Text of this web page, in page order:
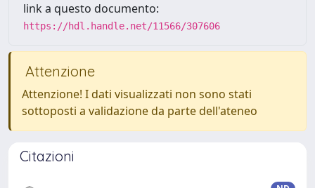
link a questo documento:
https://hdl.handle.net/11566/307606
Attenzione
Attenzione! I dati visualizzati non sono stati
sottoposti a validazione da parte dell'ateneo
Citazioni